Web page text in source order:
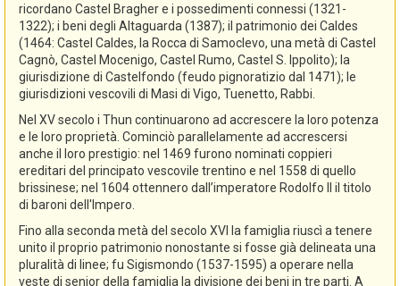
ricordano Castel Bragher e i possedimenti connessi (1321-
1322); i beni degli Altaguarda (1387); il patrimonio dei Caldes
(1464: Castel Caldes, la Rocca di Samoclevo, una metà di Castel
Cagnò, Castel Mocenigo, Castel Rumo, Castel S. Ippolito); la
giurisdizione di Castelfondo (feudo pignoratizio dal 1471); le
giurisdizioni vescovili di Masi di Vigo, Tuenetto, Rabbi.
Nel XV secolo i Thun continuarono ad accrescere la loro potenza
e le loro proprietà. Cominciò parallelamente ad accrescersi
anche il loro prestigio: nel 1469 furono nominati coppieri
ereditari del principato vescovile trentino e nel 1558 di quello
brissinese; nel 1604 ottennero dall’imperatore Rodolfo II il titolo
di baroni dell'Impero.
Fino alla seconda metà del secolo XVI la famiglia riuscì a tenere
unito il proprio patrimonio nonostante si fosse già delineata una
pluralità di linee; fu Sigismondo (1537-1595) a operare nella
veste di senior della famiglia la divisione dei beni in tre parti. A